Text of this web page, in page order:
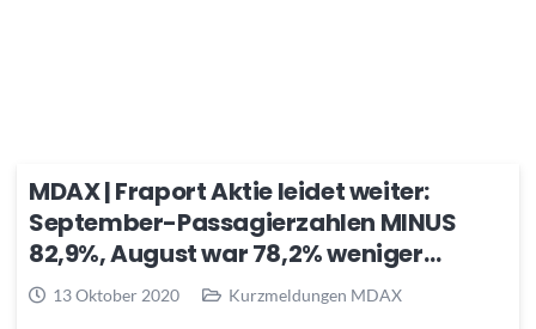
MDAX | Fraport Aktie leidet weiter:
September-Passagierzahlen MINUS
82,9%, August war 78,2% weniger…
13 Oktober 2020 Kurzmeldungen MDAX